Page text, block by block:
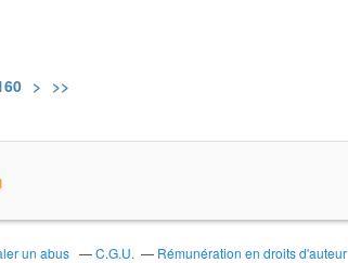
170
180
190
200
> >>
un abus C.G.U. Rémunération en droits d'auteur